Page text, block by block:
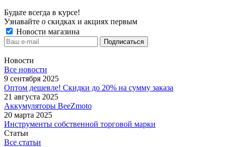
Будьте всегда в курсе!
Узнавайте о скидках и акциях первым
Новости магазина
Новости
Все новости
9 сентября 2025
Оптом дешевле! Скидки до 20% на сумму заказа
21 августа 2025
Аккумуляторы BeeZmoto
20 марта 2025
Инструменты собственной торговой марки
Статьи
Все статьи